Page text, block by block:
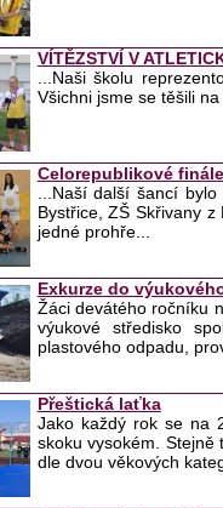
VÍTĚZSTVÍ V
...Naši školu
Všichni jsme se těšili
Celorepublikové
...Naší další šancí
Bystřice, ZŠ Skřivany
jedné prohře...
Exkurze do
Žáci devátého ročníku
výukové středisko
plastového odpadu,
Přeštická laťka
Jako každý rok se na
skoku vysokém.
dle dvou věkových